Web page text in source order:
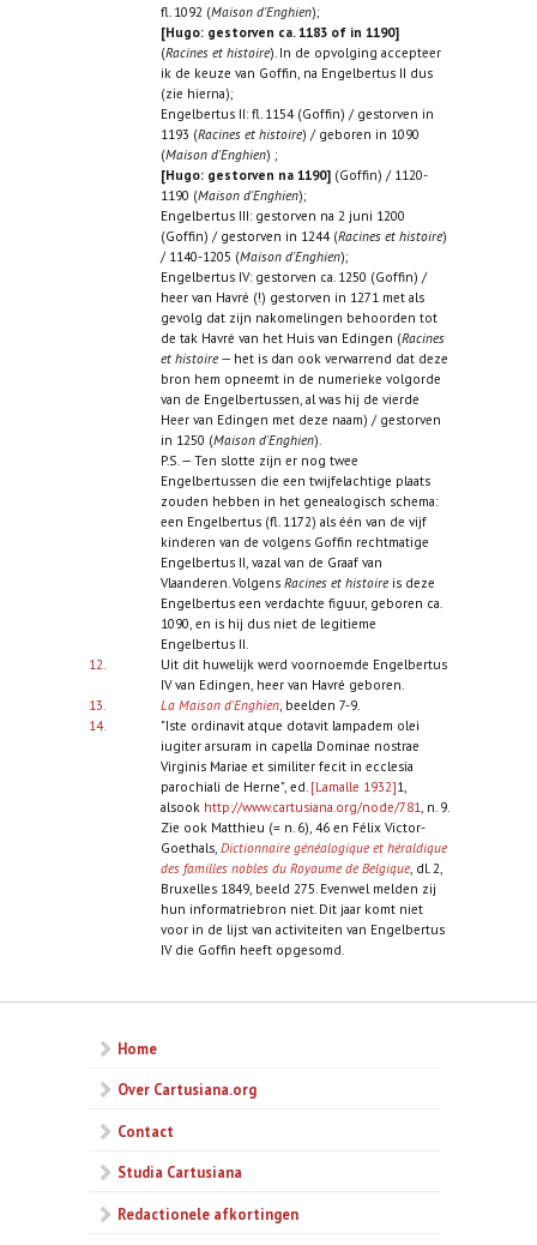
fl. 1092 (Maison d'Enghien);
[Hugo: gestorven ca. 1183 of in 1190]
(Racines et histoire). In de opvolging accepteer
ik de keuze van Goffin, na Engelbertus II dus
(zie hierna);
Engelbertus II: fl. 1154 (Goffin) / gestorven in
1193 (Racines et histoire) / geboren in 1090
(Maison d'Enghien) ;
[Hugo: gestorven na 1190](Goffin) / 1120-
1190 (Maison d'Enghien);
Engelbertus III: gestorven na 2 juni 1200
(Goffin) / gestorven in 1244 (Racines et histoire)
/ 1140-1205 (Maison d'Enghien);
Engelbertus IV: gestorven ca. 1250 (Goffin) /
heer van Havré (!) gestorven in 1271 met als
gevolg dat zijn nakomelingen behoorden tot
de tak Havré van het Huis van Edingen (Racines
et histoire— het is dan ook verwarrend dat deze
bron hem opneemt in de numerieke volgorde
van de Engelbertussen, al was hij de vierde
Heer van Edingen met deze naam) / gestorven
in 1250 (Maison d'Enghien).
P.S. — Ten slotte zijn er nog twee
Engelbertussen die een twijfelachtige plaats
zouden hebben in het genealogisch schema:
een Engelbertus (fl. 1172) als één van de vijf
kinderen van de volgens Goffin rechtmatige
Engelbertus II, vazal van de Graaf van
Vlaanderen. Volgens Racines et histoireis deze
Engelbertus een verdachte figuur, geboren ca.
1090, en is hij dus niet de legitieme
Engelbertus II.
12.
Uit dit huwelijk werd voornoemde Engelbertus
IV van Edingen, heer van Havré geboren.
13.
La Maison d'Enghien, beelden 7-9.
14.
"Iste ordinavit atque dotavit lampadem olei
iugiter arsuram in capella Dominae nostrae
Virginis Mariae et similiter fecit in ecclesia
parochiali de Herne", ed. [Lamalle 1932]1,
alsook http://www.cartusiana.org/node/781 , n. 9.
Zie ook Matthieu (= n. 6), 46 en Félix Victor-
Goethals, Dictionnaire généalogique et héraldique
des familles nobles du Royaume de Belgique, dl. 2,
Bruxelles 1849, beeld 275. Evenwel melden zij
hun informatriebron niet. Dit jaar komt niet
voor in de lijst van activiteiten van Engelbertus
IV die Goffin heeft opgesomd.
Home
Over Cartusiana.org
Contact
Studia Cartusiana
Redactionele afkortingen